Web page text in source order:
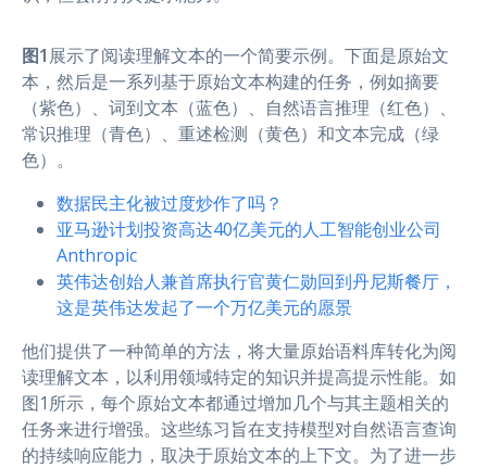
图1 展示了阅读理解文本的一个简要示例。下面是原始文
本，然后是一系列基于原始文本构建的任务，例如摘要
（紫色）、词到文本（蓝色）、自然语言推理（红色）、
常识推理（青色）、重述检测（黄色）和文本完成（绿
色）。
数据民主化被过度炒作了吗？
亚马逊计划投资高达40亿美元的人工智能创业公司
Anthropic
英伟达创始人兼首席执行官黄仁勋回到丹尼斯餐厅，
这是英伟达发起了一个万亿美元的愿景
他们提供了一种简单的方法，将大量原始语料库转化为阅
读理解文本，以利用领域特定的知识并提高提示性能。如
图1所示，每个原始文本都通过增加几个与其主题相关的
任务来进行增强。这些练习旨在支持模型对自然语言查询
的持续响应能力，取决于原始文本的上下文。为了进一步